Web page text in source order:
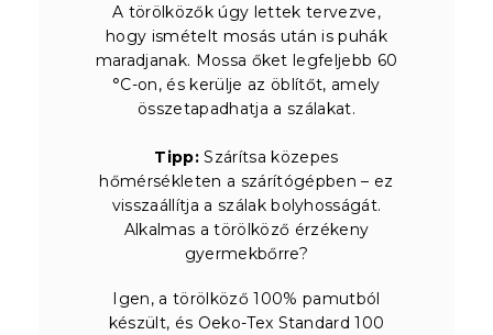
A törölközők úgy lettek tervezve,
hogy ismételt mosás után is puhák
maradjanak. Mossa őket legfeljebb 60
°C-on, és kerülje az öblítőt, amely
összetapadhatja a szálakat.
Tipp: Szárítsa közepes
hőmérsékleten a szárítógépben – ez
visszaállítja a szálak bolyhosságát.
Alkalmas a törölköző érzékeny
gyermekbőrre?
Igen, a törölköző 100% pamutból
készült, és Oeko-Tex Standard 100